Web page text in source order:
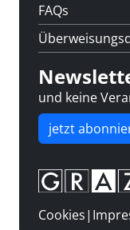
FAQs
und keine
jetzt
Cookies|